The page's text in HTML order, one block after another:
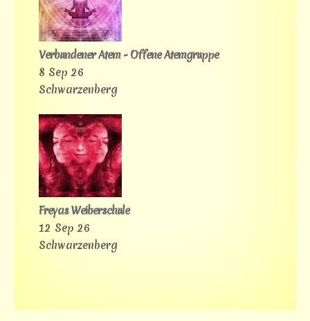
Verbundener Atem - Offene Atemgruppe
8 Sep 26
Schwarzenberg
Freyas Weiberschule
12 Sep 26
Schwarzenberg